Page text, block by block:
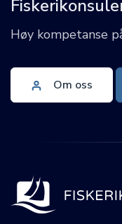
Høy kompetanse
Om oss